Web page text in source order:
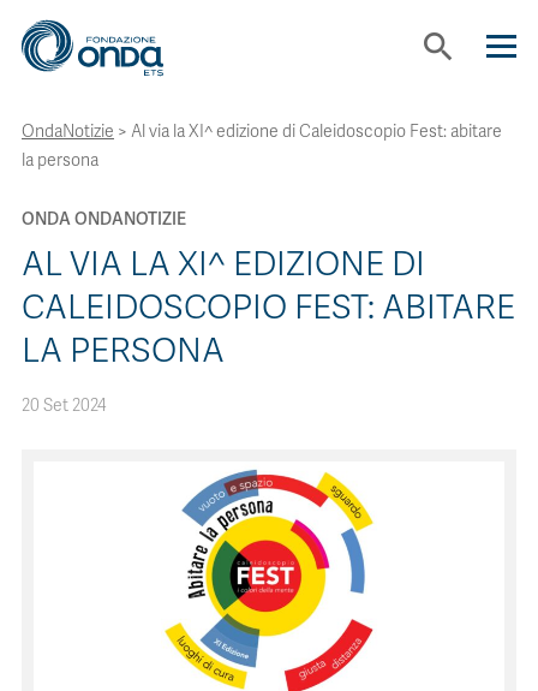
search
CHI SIAMO
CON CHI LAVORIAMO
STRUMENTI
OndaNotizie > Al via la XI^ edizione di Caleidoscopio Fest: abitare
la persona
ONDA ONDANOTIZIE
AL VIA LA XI^ EDIZIONE DI
CALEIDOSCOPIO FEST: ABITARE
LA PERSONA
20 Set 2024